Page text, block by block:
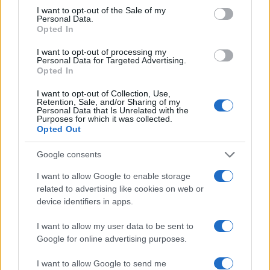
consent section.
I want to opt-out of the Sale of my
Personal Data.
Opted In
I want to opt-out of processing my
Personal Data for Targeted Advertising.
Opted In
I want to opt-out of Collection, Use,
Retention, Sale, and/or Sharing of my
Personal Data that Is Unrelated with the
Purposes for which it was collected.
Opted Out
Google consents
I want to allow Google to enable storage
related to advertising like cookies on web or
device identifiers in apps.
I want to allow my user data to be sent to
Google for online advertising purposes.
I want to allow Google to send me
Continua a leggere
BELLEZZA